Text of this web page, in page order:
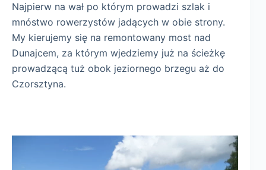
Najpierw na wał po którym prowadzi szlak i
mnóstwo rowerzystów jadących w obie strony.
My kierujemy się na remontowany most nad
Dunajcem, za którym wjedziemy już na ścieżkę
prowadzącą tuż obok jeziornego brzegu aż do
Czorsztyna.